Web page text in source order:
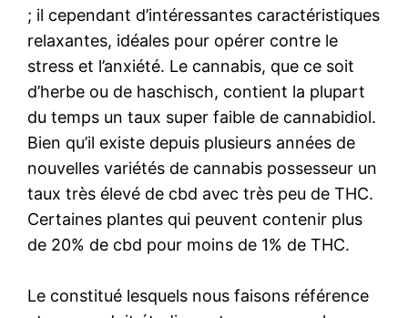
; il cependant d’intéressantes caractéristiques
relaxantes, idéales pour opérer contre le
stress et l’anxiété. Le cannabis, que ce soit
d’herbe ou de haschisch, contient la plupart
du temps un taux super faible de cannabidiol.
Bien qu’il existe depuis plusieurs années de
nouvelles variétés de cannabis possesseur un
taux très élevé de cbd avec très peu de THC.
Certaines plantes qui peuvent contenir plus
de 20% de cbd pour moins de 1% de THC.
Le constitué lesquels nous faisons référence